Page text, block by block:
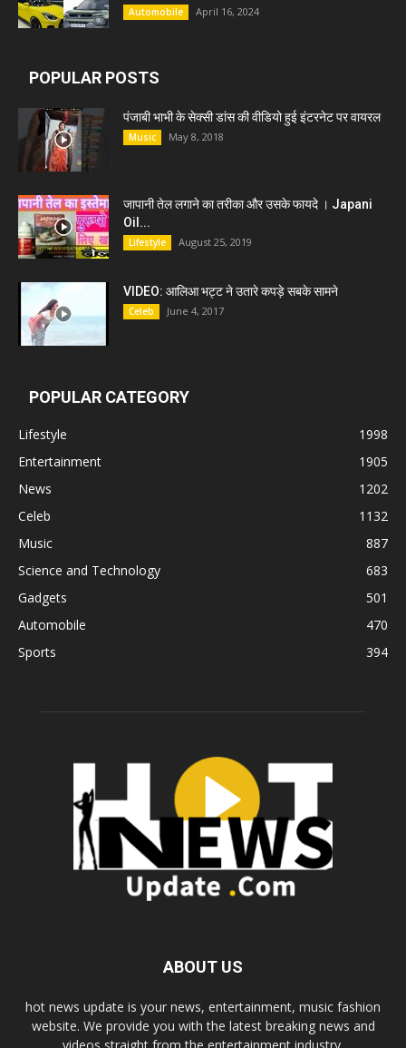
Automobile April 16, 2024
POPULAR POSTS
पंजाबी भाभी के सेक्सी डांस की वीडियो हुई इंटरनेट पर वायरल
Music May 8, 2018
जापानी तेल लगाने का तरीका और उसके फायदे । Japani
Oil...
Lifestyle August 25, 2019
VIDEO: आलिआ भट्ट ने उतारे कपड़े सबके सामने
Celeb June 4, 2017
POPULAR CATEGORY
Lifestyle
1998
Entertainment
1905
News
1202
Celeb
1132
Music
887
Science and Technology
683
Gadgets
501
Automobile
470
Sports
394
ABOUT US
hot news update is your news, entertainment, music fashion
website. We provide you with the latest breaking news and